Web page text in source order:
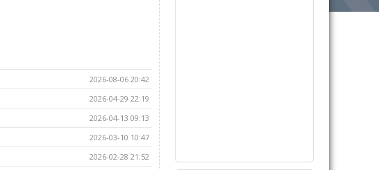
2026-08-06 20:42
2026-04-29 22:19
2026-04-13 09:13
2026-03-10 10:47
2026-02-28 21:52